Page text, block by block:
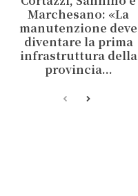
Marchesano: «La
manutenzione deve
diventare la prima
infrastruttura della
provincia...